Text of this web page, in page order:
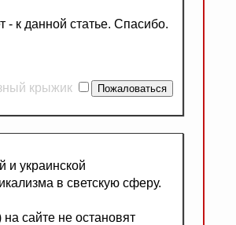
к данной статье. Спасибо.
крыжик
и украинской
в светскую сферу.
сайте не остановят